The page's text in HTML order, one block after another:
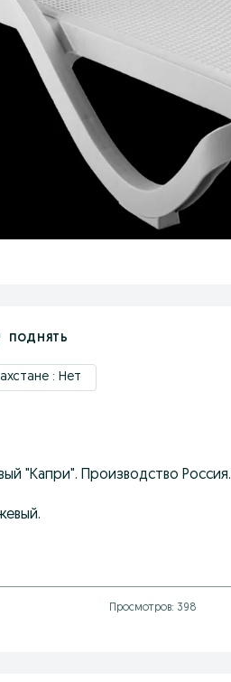
ПОДНЯТЬ
: Нет
"Капри". Производство Россия.
Просмотров: 398